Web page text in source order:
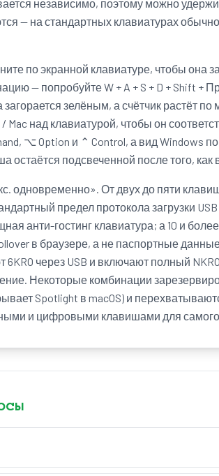
независимо, поэтому можно
— на стандартных клавиатурах
по экранной клавиатуре, чтобы она
— попробуйте W + A + S + D + Shift +
зелёным, а счётчик растёт
Mac над клавиатурой, чтобы он
⌥ Option и ⌃ Control, а вид Windows
остаётся подсвеченной после того, как
одновременно». От двух до пяти
предел протокола загрузки
анти-гостинг клавиатура; а 10 и
в браузере, а не паспортные
через USB и включают полный
Некоторые комбинации
Spotlight в macOS) и
и цифровыми клавишами для